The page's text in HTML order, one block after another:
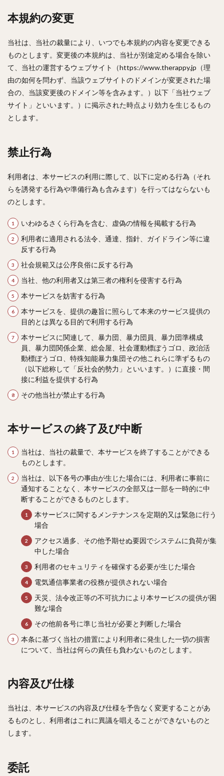
本規約の変更
当社は、当社の裁量により、いつでも本規約の内容を変更できる
ものとします。変更後の本規約は、当社が別途定める場合を除い
て、当社の運営するウェブサイト（https://www.therappy.jp（理
由の如何を問わず、当該ウェブサイトのドメインが変更された場
合の、当該変更後のドメイン等を含みます。）以下「当社ウェブ
サイト」といいます。）に掲示された時点より効力を生じるもの
とします。
禁止行為
利用者は、本サービスの利用に際して、以下に定める行為（それ
らを誘発する行為や準備行為も含みます）を行ってはならないも
のとします。
いわゆるさくら行為を含む、虚偽の情報を掲載する行為
利用者に適用される法令、通達、指針、ガイドライン等に違
反する行為
社会規範又は公序良俗に反する行為
当社、他の利用者又は第三者の権利を侵害する行為
本サービスを妨害する行為
本サービスを、提供の趣旨に照らして本来のサービス提供の
目的とは異なる目的で利用する行為
本サービスに関連して、暴力団、暴力団員、暴力団準構成
員、暴力団関係企業、総会屋、社会運動標ぼうゴロ、政治活
動標ぼうゴロ、特殊知能暴力集団その他これらに準ずるもの
（以下総称して「反社会的勢力」といいます。）に直接・間
接に利益を提供する行為
その他当社が禁止する行為
本サービスの終了及び中断
当社は、当社の裁量で、本サービスを終了することができる
ものとします。
当社は、以下各号の事由が生じた場合には、利用者に事前に
通知することなく、本サービスの全部又は一部を一時的に中
断することができるものとします。
本サービスに関するメンテナンスを定期的又は緊急に行う
場合
アクセス過多、その他予期せぬ要因でシステムに負荷が集
中した場合
利用者のセキュリティを確保する必要が生じた場合
電気通信事業者の役務が提供されない場合
天災、法令改正等の不可抗力により本サービスの提供が困
難な場合
その他前各号に準じ当社が必要と判断した場合
本条に基づく当社の措置により利用者に発生した一切の損害
について、当社は何らの責任も負わないものとします。
内容及び仕様
当社は、本サービスの内容及び仕様を予告なく変更することがあ
るものとし、利用者はこれに異議を唱えることができないものと
します。
委託